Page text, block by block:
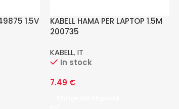
1.5V
KABELL HAMA PER LAPTOP 1.5M
200735
KABELL,IT
In stock
7.49 €